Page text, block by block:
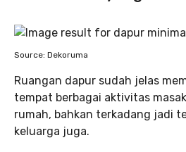
Source: Dekoruma
Ruangan dapur sudah jelas
tempat berbagai aktivitas
rumah, bahkan terkadang jadi
keluarga juga.